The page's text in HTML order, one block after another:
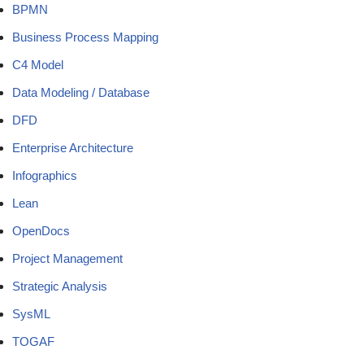
BPMN
Business Process Mapping
C4 Model
Data Modeling / Database
DFD
Enterprise Architecture
Infographics
Lean
OpenDocs
Project Management
Strategic Analysis
SysML
TOGAF